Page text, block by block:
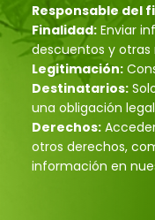
Responsable del
Finalidad: Enviar
descuentos y otras
Legitimación:
Destinatarios:
una obligación
Derechos:
otros derechos,
información en